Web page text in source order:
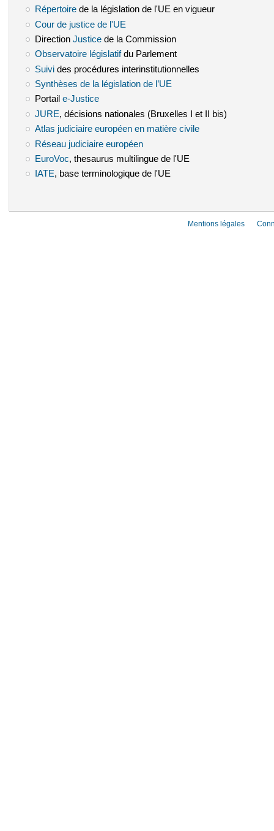
Répertoire(le lien est externe)
de la législation de l'UE en vigueur
Cour de justice de l'UE
Direction Justice(le lien est externe)
de la Commission
Observatoire législatif(le lien est externe)
du Parlement
Suivi(le lien est externe)
des procédures interinstitutionnelles
Synthèses de la législation de l’UE
Portail e-Justice(le lien est externe)
JURE (le lien est externe)
, décisions nationales (Bruxelles I et II bis)
Atlas judiciaire européen en matière civile(le lien est externe)
Réseau judiciaire européen(le lien est externe)
EuroVoc (le lien est externe)
, thesaurus multilingue de l'UE
IATE(le lien est externe)
, base terminologique de l'UE
Mentions légales